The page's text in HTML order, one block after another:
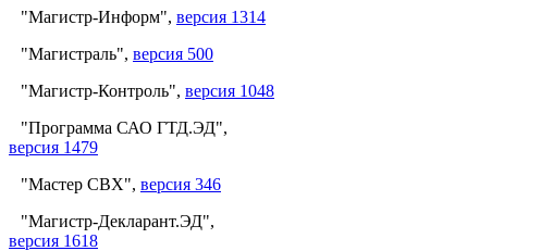
"Магистр-Информ", версия 1314
"Магистраль", версия 500
"Магистр-Контроль", версия 1048
"Программа САО ГТД.ЭД",
версия 1479
"Мастер СВХ", версия 346
"Магистр-Декларант.ЭД",
версия 1618